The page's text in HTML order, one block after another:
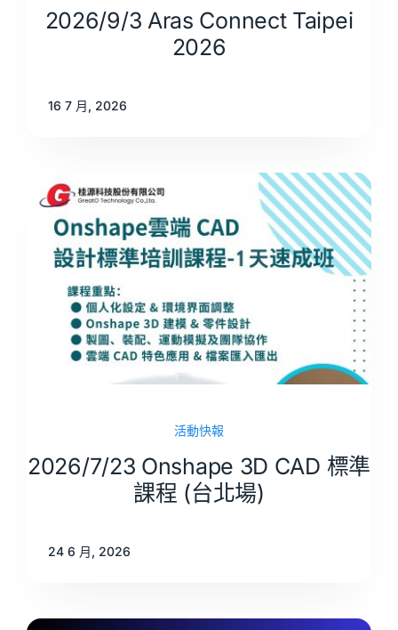
2026/9/3 Aras Connect Taipei
2026
16 7 月, 2026
活動快報
2026/7/23 Onshape 3D CAD 標準
課程 (台北場)
24 6 月, 2026